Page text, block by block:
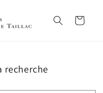
Panier
recherche